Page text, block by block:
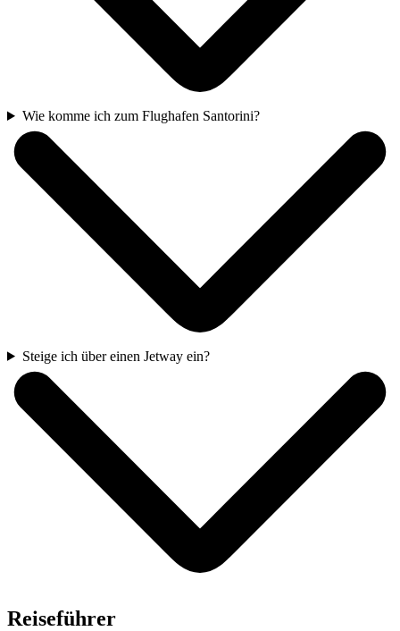
Wie komme ich zum Flughafen Santorini?
Steige ich über einen Jetway ein?
Reiseführer